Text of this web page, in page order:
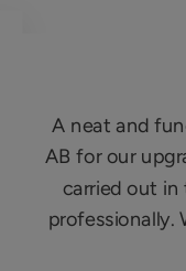
A neat and
AB for our
carried out
professionally.